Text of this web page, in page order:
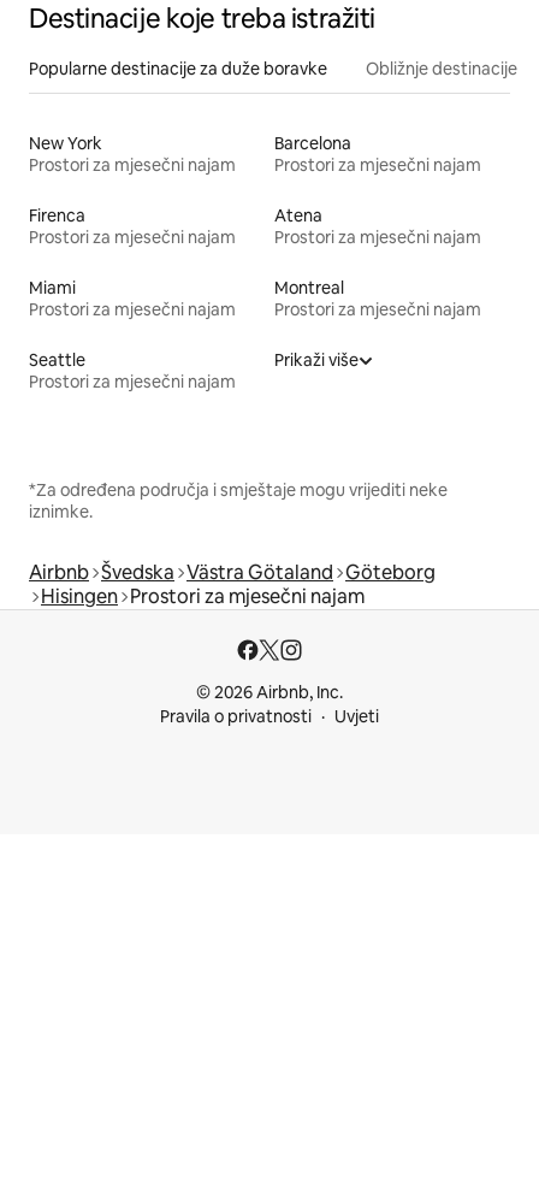
Destinacije koje treba istražiti
Popularne destinacije za duže boravke Obližnje destinacije
New York
Prostori za mjesečni najam
Barcelona
Prostori za mjesečni najam
Firenca
Prostori za mjesečni najam
Atena
Prostori za mjesečni najam
Miami
Prostori za mjesečni najam
Montreal
Prostori za mjesečni najam
Seattle
Prostori za mjesečni najam
Prikaži više
*Za određena područja i smještaje mogu vrijediti neke
iznimke.
Airbnb Švedska Västra Götaland Göteborg
Hisingen Prostori za mjesečni najam
© 2026 Airbnb, Inc.
Pravila o privatnosti
Uvjeti